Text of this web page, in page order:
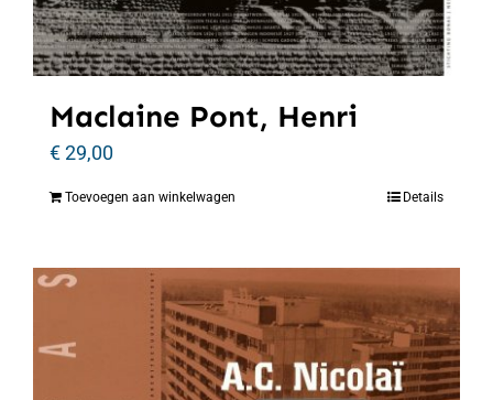
Maclaine Pont, Henri
€29,00
Toevoegen aan winkelwagen Details